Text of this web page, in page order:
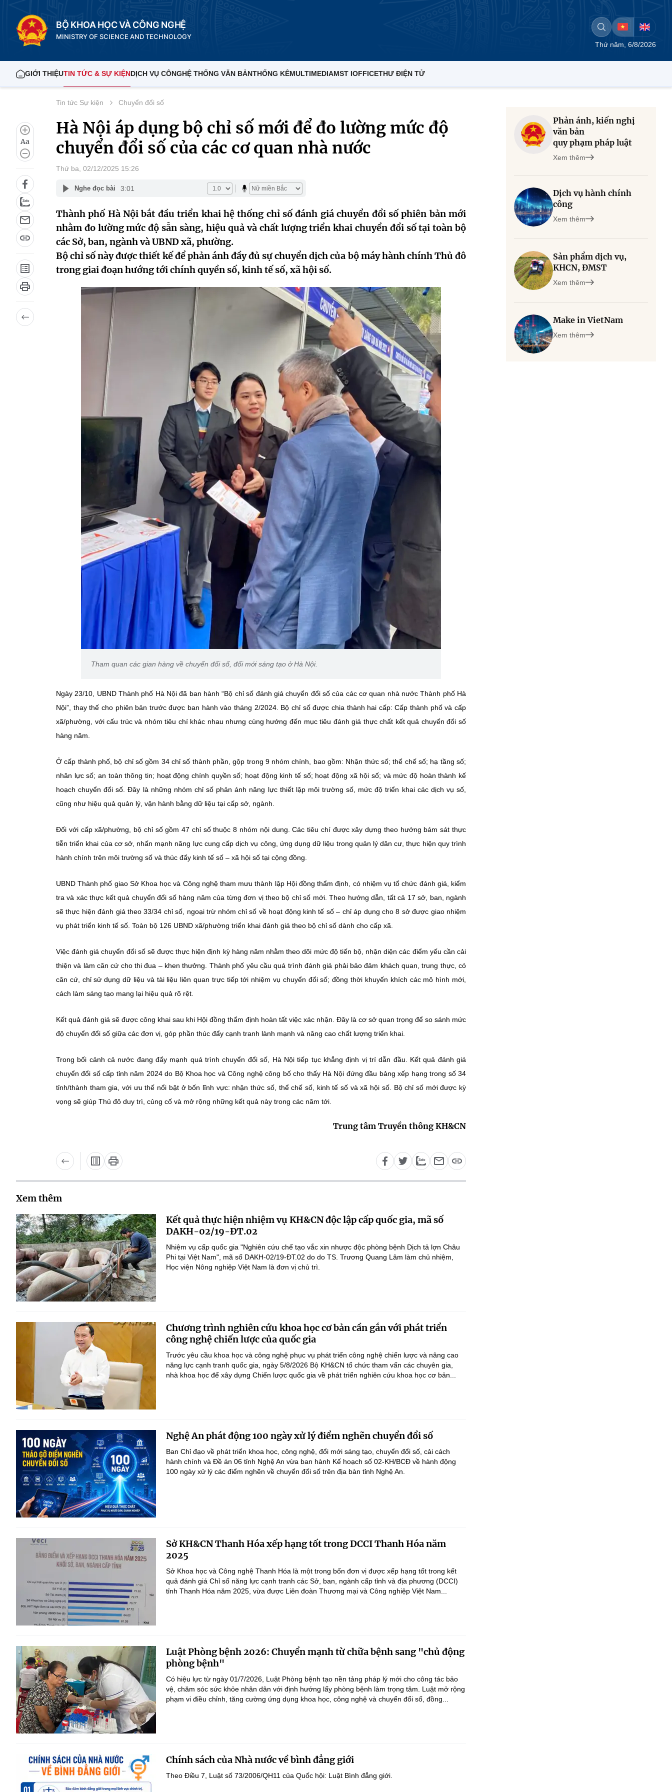
BỘ KHOA HỌC VÀ CÔNG NGHỆ
MINISTRY OF SCIENCE AND TECHNOLOGY
Thứ năm, 6/8/2026
GIỚI THIỆUTIN TỨC & SỰ KIỆNDỊCH VỤ CÔNGHỆ THỐNG VĂN BẢNTHỐNG KÊMULTIMEDIAMST IOFFICETHƯ ĐIỆN TỬ
Aa
Tin tức Sự kiện Chuyển đổi số
Hà Nội áp dụng bộ chỉ số mới để đo lường mức độ
chuyển đổi số của các cơ quan nhà nước
Thứ ba, 02/12/2025 15:26
Nghe đọc bài 3:01
Thành phố Hà Nội bắt đầu triển khai hệ thống chỉ số đánh giá chuyển đổi số phiên bản mới
nhằm đo lường mức độ sẵn sàng, hiệu quả và chất lượng triển khai chuyển đổi số tại toàn bộ
các Sở, ban, ngành và UBND xã, phường.
Bộ chỉ số này được thiết kế để phản ánh đầy đủ sự chuyển dịch của bộ máy hành chính Thủ đô
trong giai đoạn hướng tới chính quyền số, kinh tế số, xã hội số.
Tham quan các gian hàng về chuyển đổi số, đổi mới sáng tạo ở Hà Nội.
Ngày 23/10, UBND Thành phố Hà Nội đã ban hành “Bộ chỉ số đánh giá chuyển đổi số của các cơ quan nhà nước Thành phố Hà
Nội”, thay thế cho phiên bản trước được ban hành vào tháng 2/2024. Bộ chỉ số được chia thành hai cấp: Cấp thành phố và cấp
xã/phường, với cấu trúc và nhóm tiêu chí khác nhau nhưng cùng hướng đến mục tiêu đánh giá thực chất kết quả chuyển đổi số
hàng năm.
Ở cấp thành phố, bộ chỉ số gồm 34 chỉ số thành phần , gộp trong 9 nhóm chính, bao gồm: Nhận thức số; thể chế số; hạ tầng số;
nhân lực số; an toàn thông tin; hoạt động chính quyền số; hoạt động kinh tế số; hoạt động xã hội số; và mức độ hoàn thành kế
hoạch chuyển đổi số. Đây là những nhóm chỉ số phản ánh năng lực thiết lập môi trường số, mức độ triển khai các dịch vụ số,
cũng như hiệu quả quản lý, vận hành bằng dữ liệu tại cấp sở, ngành.
Đối với cấp xã/phường, bộ chỉ số gồm47 chỉ sốthuộc8 nhóm nội dung . Các tiêu chí được xây dựng theo hướng bám sát thực
tiễn triển khai của cơ sở, nhấn mạnh năng lực cung cấp dịch vụ công, ứng dụng dữ liệu trong quản lý dân cư, thực hiện quy trình
hành chính trên môi trường số và thúc đẩy kinh tế số – xã hội số tại cộng đồng.
UBND Thành phố giao Sở Khoa học và Công nghệ tham mưu thành lập Hội đồng thẩm định, có nhiệm vụ tổ chức đánh giá, kiểm
tra và xác thực kết quả chuyển đổi số hàng năm của từng đơn vị theo bộ chỉ số mới. Theo hướng dẫn, tất cả 17 sở, ban, ngành
sẽ thực hiện đánh giá theo33/34 chỉ số , ngoại trừ nhóm chỉ số về hoạt động kinh tế số – chỉ áp dụng cho 8 sở được giao nhiệm
vụ phát triển kinh tế số. Toàn bộ 126 UBND xã/phường triển khai đánh giá theo bộ chỉ số dành cho cấp xã.
Việc đánh giá chuyển đổi số sẽ được thực hiện định kỳ hàng năm nhằm theo dõi mức độ tiến bộ, nhận diện các điểm yếu cần cải
thiện và làm căn cứ cho thi đua – khen thưởng. Thành phố yêu cầu quá trình đánh giá phải bảo đảm khách quan, trung thực, có
căn cứ, chỉ sử dụng dữ liệu và tài liệu liên quan trực tiếp tới nhiệm vụ chuyển đổi số; đồng thời khuyến khích các mô hình mới,
cách làm sáng tạo mang lại hiệu quả rõ rệt.
Kết quả đánh giá sẽ được công khai sau khi Hội đồng thẩm định hoàn tất việc xác nhận. Đây là cơ sở quan trọng để so sánh mức
độ chuyển đổi số giữa các đơn vị, góp phần thúc đẩy cạnh tranh lành mạnh và nâng cao chất lượng triển khai.
Trong bối cảnh cả nước đang đẩy mạnh quá trình chuyển đổi số, Hà Nội tiếp tục khẳng định vị trí dẫn đầu. Kết quả đánh giá
chuyển đổi số cấp tỉnh năm 2024 do Bộ Khoa học và Công nghệ công bố cho thấy Hà Nội đứng đầu bảng xếp hạng trong số 34
tỉnh/thành tham gia, với ưu thế nổi bật ở bốn lĩnh vực: nhận thức số, thể chế số, kinh tế số và xã hội số. Bộ chỉ số mới được kỳ
vọng sẽ giúp Thủ đô duy trì, củng cố và mở rộng những kết quả này trong các năm tới.
Trung tâm Truyền thông KH&CN
Xem thêm
Kết quả thực hiện nhiệm vụ KH&CN độc lập cấp quốc gia, mã số
DAKH-02/19-ĐT.02
Nhiệm vụ cấp quốc gia "Nghiên cứu chế tạo vắc xin nhược độc phòng bệnh Dịch tả lợn Châu
Phi tại Việt Nam", mã số DAKH-02/19-ĐT.02 do do TS. Trương Quang Lâm làm chủ nhiệm,
Học viện Nông nghiệp Việt Nam là đơn vị chủ trì.
Chương trình nghiên cứu khoa học cơ bản cần gắn với phát triển
công nghệ chiến lược của quốc gia
Trước yêu cầu khoa học và công nghệ phục vụ phát triển công nghệ chiến lược và nâng cao
năng lực cạnh tranh quốc gia, ngày 5/8/2026 Bộ KH&CN tổ chức tham vấn các chuyên gia,
nhà khoa học để xây dựng Chiến lược quốc gia về phát triển nghiên cứu khoa học cơ bản...
Nghệ An phát động 100 ngày xử lý điểm nghẽn chuyển đổi số
Ban Chỉ đạo về phát triển khoa học, công nghệ, đổi mới sáng tạo, chuyển đổi số, cải cách
hành chính và Đề án 06 tỉnh Nghệ An vừa ban hành Kế hoạch số 02-KH/BCĐ về hành động
100 ngày xử lý các điểm nghẽn về chuyển đổi số trên địa bàn tỉnh Nghệ An.
Sở KH&CN Thanh Hóa xếp hạng tốt trong DCCI Thanh Hóa năm
2025
Sở Khoa học và Công nghệ Thanh Hóa là một trong bốn đơn vị được xếp hạng tốt trong kết
quả đánh giá Chỉ số năng lực cạnh tranh các Sở, ban, ngành cấp tỉnh và địa phương (DCCI)
tỉnh Thanh Hóa năm 2025, vừa được Liên đoàn Thương mại và Công nghiệp Việt Nam...
Luật Phòng bệnh 2026: Chuyển mạnh từ chữa bệnh sang "chủ động
phòng bệnh"
Có hiệu lực từ ngày 01/7/2026, Luật Phòng bệnh tạo nền tảng pháp lý mới cho công tác bảo
vệ, chăm sóc sức khỏe nhân dân với định hướng lấy phòng bệnh làm trọng tâm. Luật mở rộng
phạm vi điều chỉnh, tăng cường ứng dụng khoa học, công nghệ và chuyển đổi số, đồng...
Chính sách của Nhà nước về bình đẳng giới
Theo Điều 7, Luật số 73/2006/QH11 của Quốc hội: Luật Bình đẳng giới.
Phản ánh, kiến nghị
văn bản
quy phạm pháp luật
Xem thêm
Dịch vụ hành chính
công
Xem thêm
Sản phẩm dịch vụ,
KHCN, ĐMST
Xem thêm
Make in VietNam
Xem thêm